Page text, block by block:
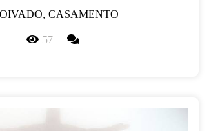
CASAMENTO
57